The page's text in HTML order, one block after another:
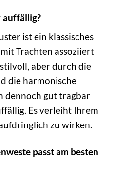
auffällig?
ist ein klassisches
Trachten assoziiert
aber durch die
die harmonische
dennoch gut tragbar
Es verleiht Ihrem
zu wirken.
passt am besten